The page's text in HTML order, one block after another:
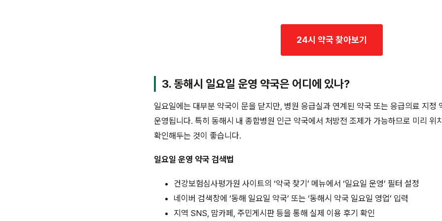
24시 약국 찾아보기
3. 동해시 일요일 운영 약국은 어디에 있나?
일요일에는 대부분 약국이 문을 닫지만, 병원 응급실과 연계된 약국 또는 응급의료 지정
운영됩니다. 특히 동해시 내 종합병원 인근 약국에서 처방전 조제가 가능하므로 미리 위
확인해두는 것이 좋습니다.
일요일 운영 약국 검색법
건강보험심사평가원 사이트의 ‘약국 찾기’ 메뉴에서 ‘일요일 운영’ 필터 설정
네이버 검색창에 ‘동해 일요일 약국’ 또는 ‘동해시 약국 일요일 영업’ 입력
지역 SNS, 맘카페, 주민게시판 등을 통해 실제 이용 후기 확인